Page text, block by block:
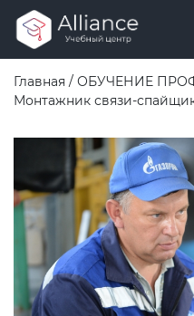
Главная / ОБУЧЕНИЕ
Монтажник связи-